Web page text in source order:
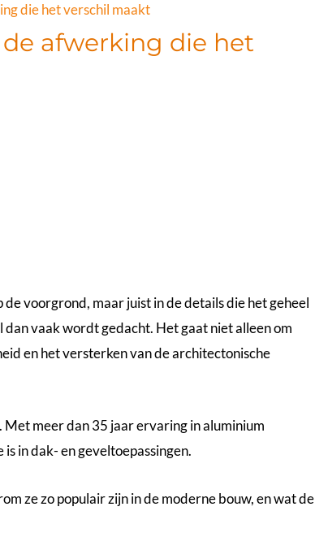
die het verschil maakt
afwerking die het
voorgrond, maar juist in de details die het geheel
vaak wordt gedacht. Het gaat niet alleen om
en het versterken van de architectonische
meer dan 35 jaar ervaring in aluminium
in dak- en geveltoepassingen.
ze zo populair zijn in de moderne bouw, en wat de